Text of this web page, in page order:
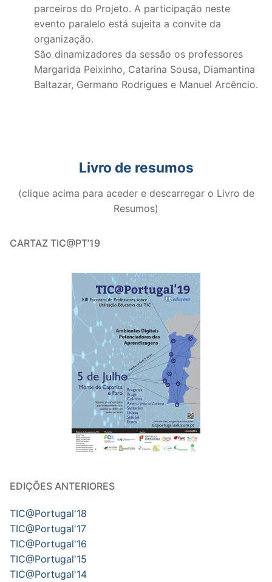
parceiros do Projeto. A participação neste
evento paralelo está sujeita a convite da
organização.
São dinamizadores da sessão os professores
Margarida Peixinho, Catarina Sousa, Diamantina
Baltazar, Germano Rodrigues e Manuel Arcêncio.
Livro de resumos
(clique acima para aceder e descarregar o Livro de
Resumos)
CARTAZ TIC@PT’19
EDIÇÕES ANTERIORES
TIC@Portugal'18
TIC@Portugal'17
TIC@Portugal'16
TIC@Portugal'15
TIC@Portugal'14